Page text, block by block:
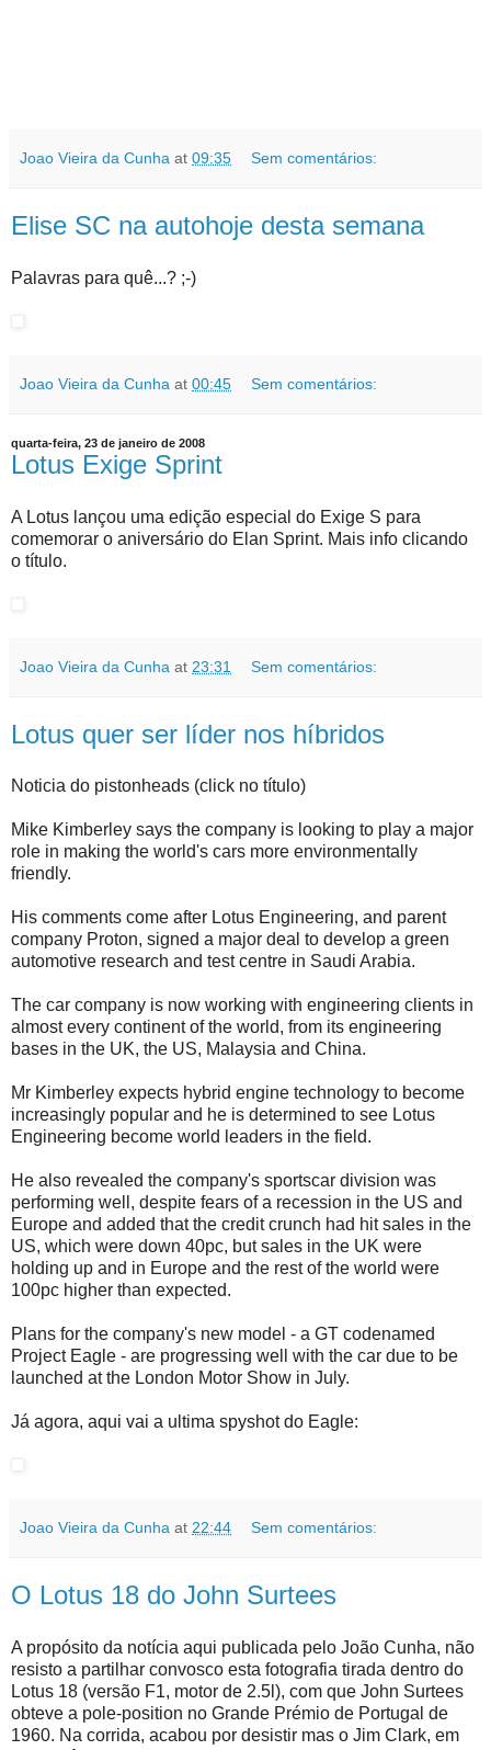
Joao Vieira da Cunha at 09:35 Sem comentários:
Elise SC na autohoje desta semana
Palavras para quê...? ;-)
Joao Vieira da Cunha at 00:45 Sem comentários:
quarta-feira, 23 de janeiro de 2008
Lotus Exige Sprint
A Lotus lançou uma edição especial do Exige S para
comemorar o aniversário do Elan Sprint. Mais info clicando
o título.
Joao Vieira da Cunha at 23:31 Sem comentários:
Lotus quer ser líder nos híbridos
Noticia do pistonheads (click no título)
Mike Kimberley says the company is looking to play a major
role in making the world's cars more environmentally
friendly.
His comments come after Lotus Engineering, and parent
company Proton, signed a major deal to develop a green
automotive research and test centre in Saudi Arabia.
The car company is now working with engineering clients in
almost every continent of the world, from its engineering
bases in the UK, the US, Malaysia and China.
Mr Kimberley expects hybrid engine technology to become
increasingly popular and he is determined to see Lotus
Engineering become world leaders in the field.
He also revealed the company's sportscar division was
performing well, despite fears of a recession in the US and
Europe and added that the credit crunch had hit sales in the
US, which were down 40pc, but sales in the UK were
holding up and in Europe and the rest of the world were
100pc higher than expected.
Plans for the company's new model - a GT codenamed
Project Eagle - are progressing well with the car due to be
launched at the London Motor Show in July.
Já agora, aqui vai a ultima spyshot do Eagle:
Joao Vieira da Cunha at 22:44 Sem comentários:
O Lotus 18 do John Surtees
A propósito da notícia aqui publicada pelo João Cunha, não
resisto a partilhar convosco esta fotografia tirada dentro do
Lotus 18 (versão F1, motor de 2.5l), com que John Surtees
obteve a pole-position no Grande Prémio de Portugal de
1960. Na corrida, acabou por desistir mas o Jim Clark, em